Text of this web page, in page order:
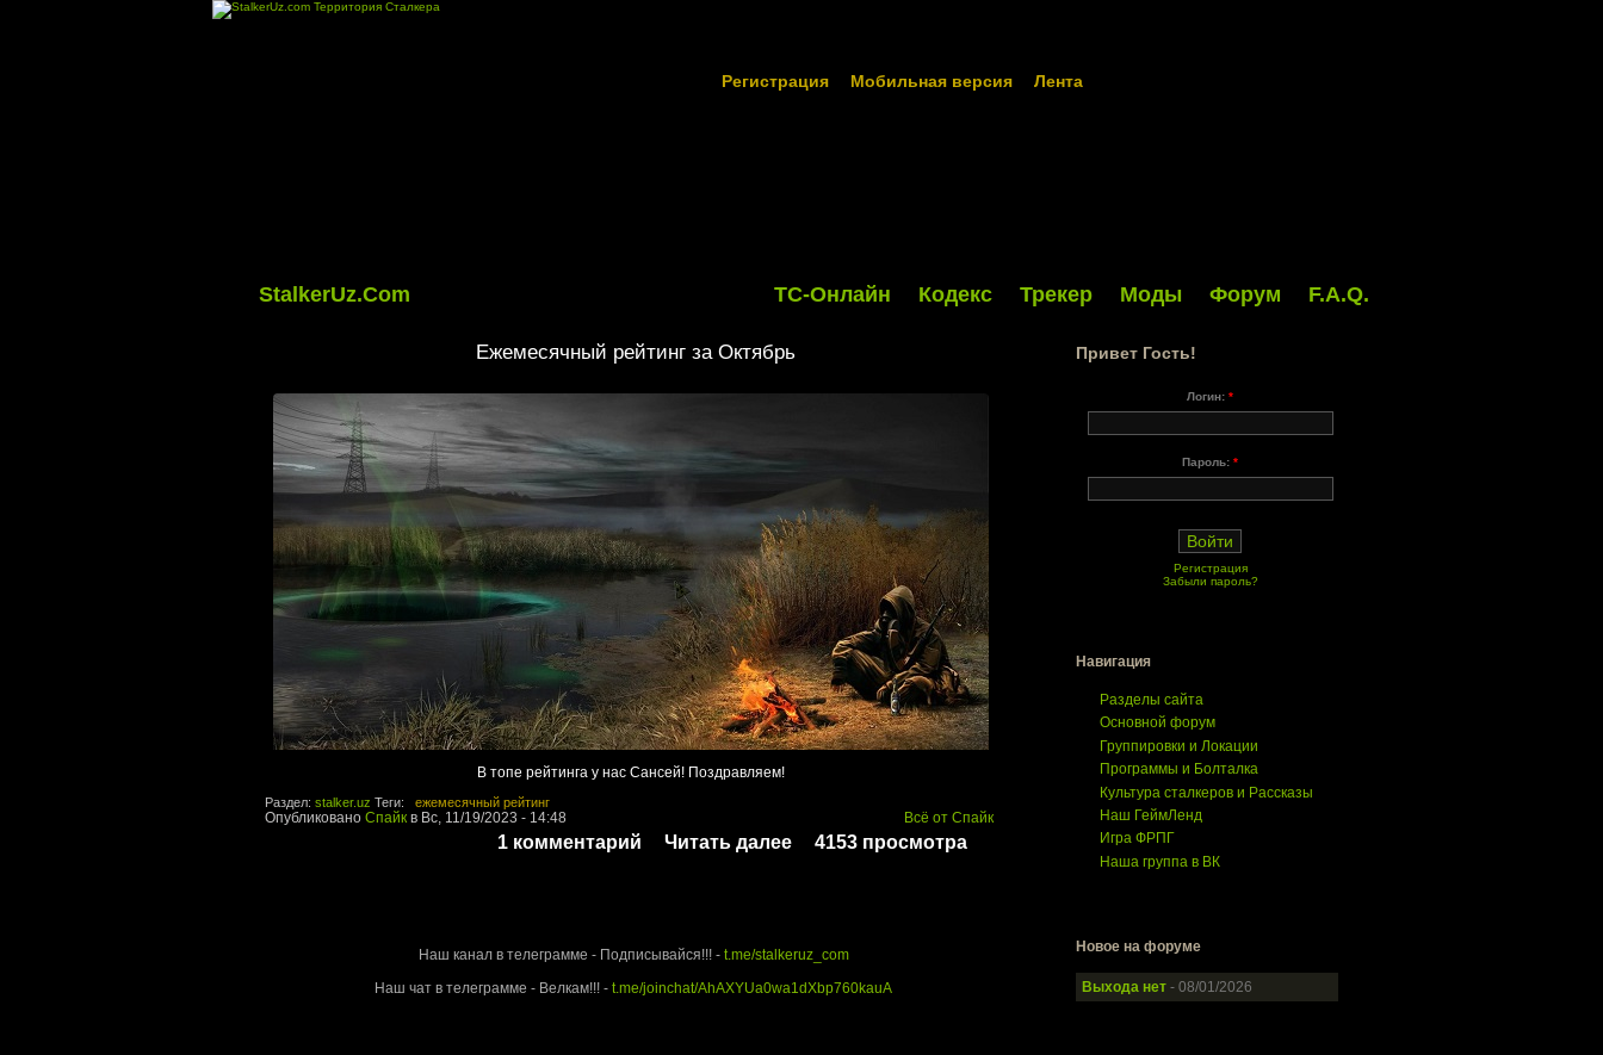
Регистрация Мобильная версия Лента
StalkerUz.Com ТС-Онлайн Кодекс Трекер Моды Форум F.A.Q.
Ежемесячный рейтинг за Октябрь
В топе рейтинга у нас Сансей! Поздравляем!
Раздел: stalker.uz Теги: ежемесячный рейтинг
Всё от Спайк
Опубликовано Спайк в Вс, 11/19/2023 - 14:48
1 комментарий Читать далее 4153 просмотра
StalkerUz.com - Территория Сталкера
Наш канал в телеграмме - Подписывайся!!! - t.me/stalkeruz_com
Наш чат в телеграмме - Велкам!!! - t.me/joinchat/AhAXYUa0wa1dXbp760kauA
Привет Гость!
Логин: *
Пароль: *
Регистрация
Забыли пароль?
Навигация
Разделы сайта
Основной форум
Группировки и Локации
Программы и Болталка
Культура сталкеров и Рассказы
Наш ГеймЛенд
Игра ФРПГ
Наша группа в ВК
Новое на форуме
Выхода нет - 08/01/2026